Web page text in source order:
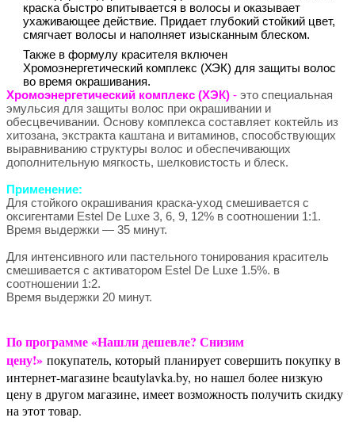
краска быстро впитывается в волосы и оказывает
ухаживающее действие. Придает глубокий стойкий цвет,
смягчает волосы и наполняет изысканным блеском.
Также в формулу красителя включен
Хромоэнергетический комплекс (ХЭК) для защиты волос
во время окрашивания.
Хромоэнергетический комплекс (ХЭК) - это специальная
эмульсия для защиты волос при окрашивании и
обесцвечивании. Основу комплекса составляет коктейль из
хитозана, экстракта каштана и витаминов, способствующих
выравниванию структуры волос и обеспечивающих
дополнительную мягкость, шелковистость и блеск.
Применение:
Для стойкого окрашивания краска-уход смешивается с
оксигентами Estel De Luxe 3, 6, 9, 12% в соотношении 1:1.
Время выдержки — 35 минут.
Для интенсивного или пастельного тонирования краситель
смешивается с активатором Estel De Luxe 1.5%. в
соотношении 1:2.
Время выдержки 20 минут.
По программе «Нашли дешевле? Снизим
цену!» покупатель, который планирует совершить покупку в
интернет-магазине beautylavka.by, но нашел более низкую
цену в другом магазине, имеет возможность получить скидку
на этот товар.